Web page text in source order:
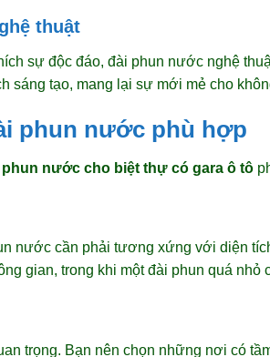
thuật
sự độc đáo, đài phun nước nghệ
sáng tạo, mang lại sự mới mẻ cho
phun nước phù hợp
phun nước cho biệt thự có gara ô tô
nước cần phải tương xứng với diện
gian, trong khi một đài phun quá
trọng. Bạn nên chọn những nơi có